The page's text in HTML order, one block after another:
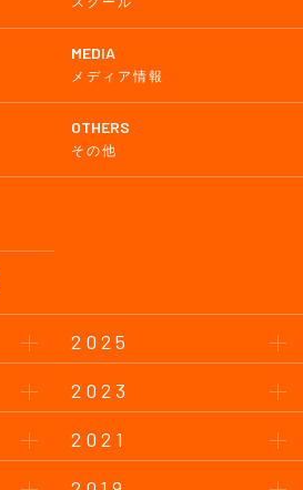
MEDIA
メディア情報
OTHERS
その他
2025
2023
2021